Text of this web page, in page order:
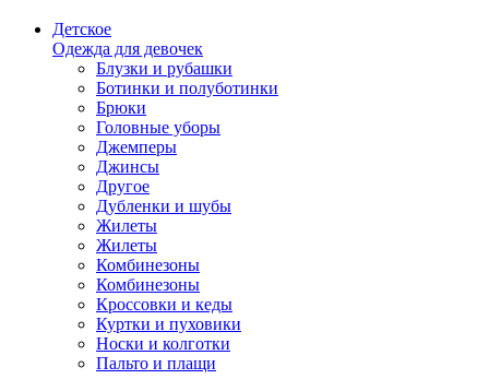
Детское
Одежда для девочек
Блузки и рубашки
Ботинки и полуботинки
Брюки
Головные уборы
Джемперы
Джинсы
Другое
Дубленки и шубы
Жилеты
Жилеты
Комбинезоны
Комбинезоны
Кроссовки и кеды
Куртки и пуховики
Носки и колготки
Пальто и плащи